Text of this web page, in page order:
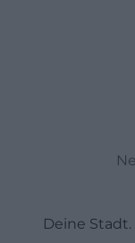
Deine